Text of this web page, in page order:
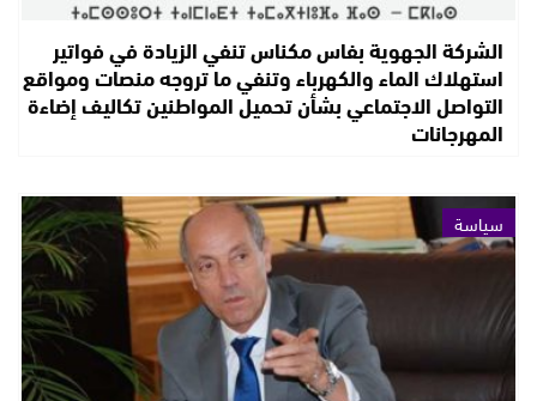
الشركة الجهوية بفاس مكناس تنفي الزيادة في فواتير
استهلاك الماء والكهرباء وتنفي ما تروجه منصات ومواقع
التواصل الاجتماعي بشأن تحميل المواطنين تكاليف إضاءة
المهرجانات
سياسة